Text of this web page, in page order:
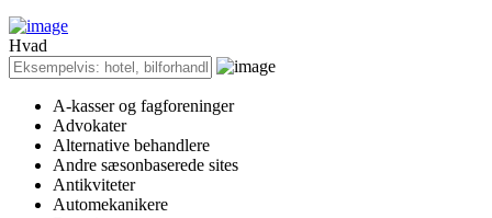
Hvad
A-kasser og fagforeninger
Advokater
Alternative behandlere
Andre sæsonbaserede sites
Antikviteter
Automekanikere